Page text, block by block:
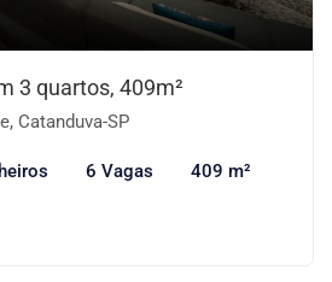
3 quartos, 409m²
Catanduva-SP
6 Vagas 409 m²